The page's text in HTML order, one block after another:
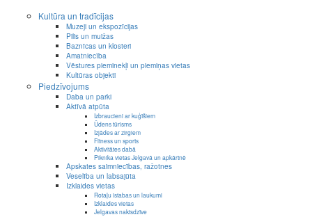
Kultūra un tradīcijas
Muzeji un ekspozīcijas
Pilis un muižas
Baznīcas un klosteri
Amatniecība
Vēstures pieminekļi un piemiņas vietas
Kultūras objekti
Piedzīvojums
Daba un parki
Aktīvā atpūta
Izbraucieni ar kuģīšiem
Ūdens tūrisms
Izjādes ar zirgiem
Fitness un sports
Aktivitātes dabā
Piknika vietas Jelgavā un apkārtnē
Apskates saimniecības, ražotnes
Veselība un labsajūta
Izklaides vietas
Rotaļu istabas un laukumi
Izklaides vietas
Jelgavas naktsdzīve